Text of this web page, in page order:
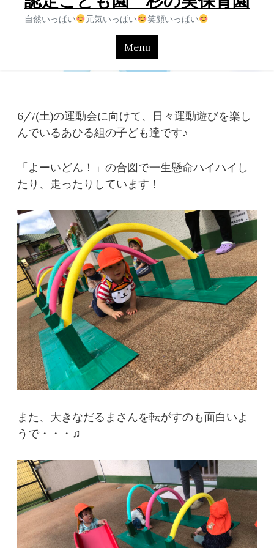
自然いっぱい 元気いっぱい 笑顔いっぱい
Menu
6/7(土)の運動会に向けて、日々運動遊びを楽し
んでいるあひる組の子ども達です♪
「よーいどん！」の合図で一生懸命ハイハイし
たり、走ったりしています！
また、大きなだるまさんを転がすのも面白いよ
うで・・・♫